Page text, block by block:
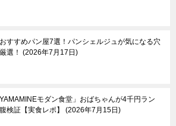
すすめパン屋7選！パンシェルジュが気になる穴
選！
2026年7月17日
モダン食堂」おばちゃんが4千円ラン
検証【実食レポ】
2026年7月15日